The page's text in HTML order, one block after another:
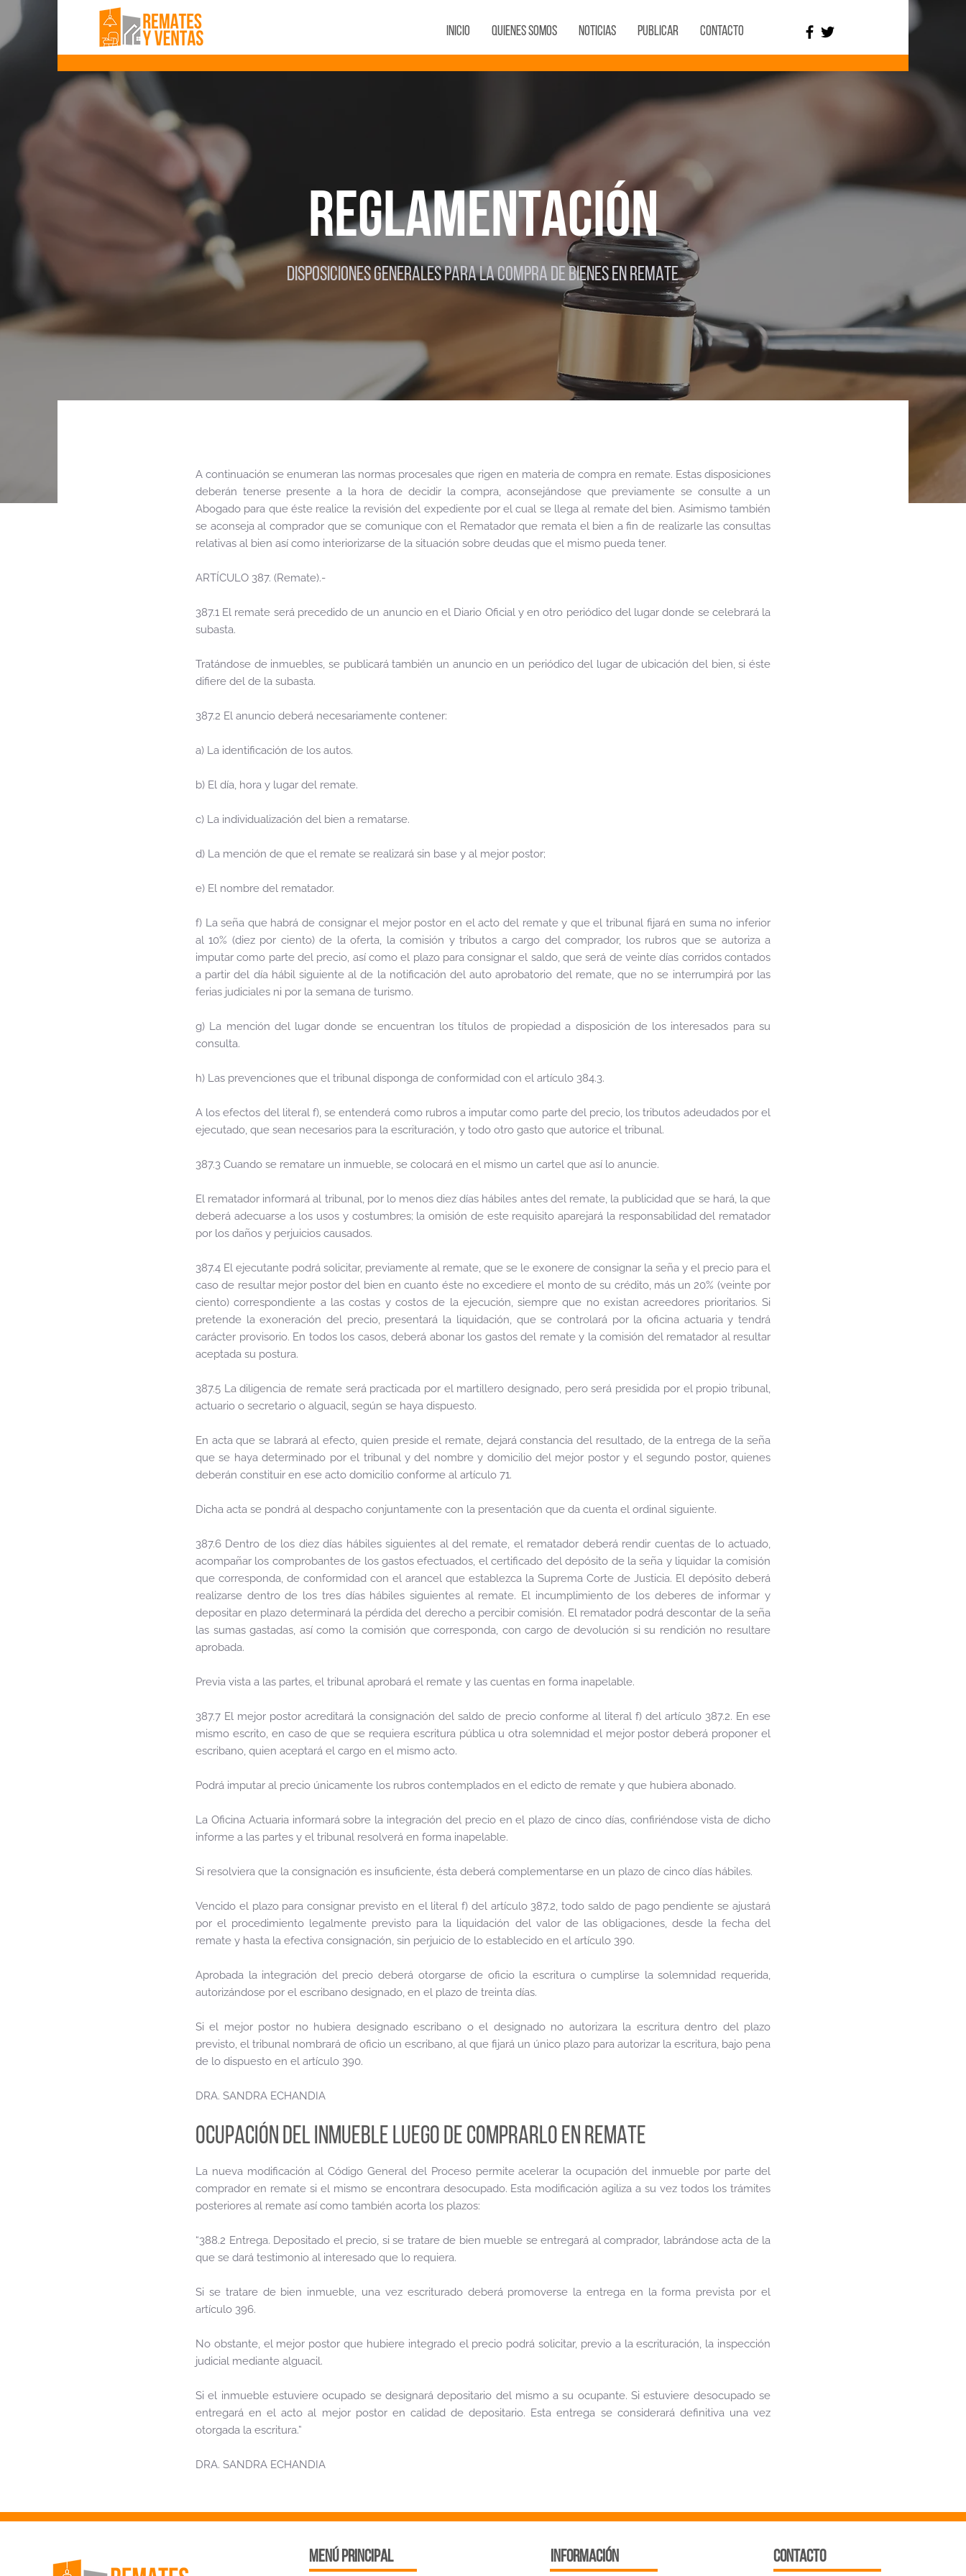
Inicio Quienes Somos Noticias Publicar Contacto
REGLAMENTACIÓN
DISPOSICIONES GENERALES PARA LA COMPRA DE BIENES EN REMATE
A continuación se enumeran las normas procesales que rigen en materia de compra en remate. Estas disposiciones
deberán tenerse presente a la hora de decidir la compra, aconsejándose que previamente se consulte a un
Abogado para que éste realice la revisión del expediente por el cual se llega al remate del bien. Asimismo también
se aconseja al comprador que se comunique con el Rematador que remata el bien a fin de realizarle las consultas
relativas al bien así como interiorizarse de la situación sobre deudas que el mismo pueda tener.
ARTÍCULO 387. (Remate).-
387.1 El remate será precedido de un anuncio en el Diario Oficial y en otro periódico del lugar donde se celebrará la
subasta.
Tratándose de inmuebles, se publicará también un anuncio en un periódico del lugar de ubicación del bien, si éste
difiere del de la subasta.
387.2 El anuncio deberá necesariamente contener:
a) La identificación de los autos.
b) El día, hora y lugar del remate.
c) La individualización del bien a rematarse.
d) La mención de que el remate se realizará sin base y al mejor postor;
e) El nombre del rematador.
f) La seña que habrá de consignar el mejor postor en el acto del remate y que el tribunal fijará en suma no inferior
al 10% (diez por ciento) de la oferta, la comisión y tributos a cargo del comprador, los rubros que se autoriza a
imputar como parte del precio, así como el plazo para consignar el saldo, que será de veinte días corridos contados
a partir del día hábil siguiente al de la notificación del auto aprobatorio del remate, que no se interrumpirá por las
ferias judiciales ni por la semana de turismo.
g) La mención del lugar donde se encuentran los títulos de propiedad a disposición de los interesados para su
consulta.
h) Las prevenciones que el tribunal disponga de conformidad con el artículo 384.3.
A los efectos del literal f), se entenderá como rubros a imputar como parte del precio, los tributos adeudados por el
ejecutado, que sean necesarios para la escrituración, y todo otro gasto que autorice el tribunal.
387.3 Cuando se rematare un inmueble, se colocará en el mismo un cartel que así lo anuncie.
El rematador informará al tribunal, por lo menos diez días hábiles antes del remate, la publicidad que se hará, la que
deberá adecuarse a los usos y costumbres; la omisión de este requisito aparejará la responsabilidad del rematador
por los daños y perjuicios causados.
387.4 El ejecutante podrá solicitar, previamente al remate, que se le exonere de consignar la seña y el precio para el
caso de resultar mejor postor del bien en cuanto éste no excediere el monto de su crédito, más un 20% (veinte por
ciento) correspondiente a las costas y costos de la ejecución, siempre que no existan acreedores prioritarios. Si
pretende la exoneración del precio, presentará la liquidación, que se controlará por la oficina actuaria y tendrá
carácter provisorio. En todos los casos, deberá abonar los gastos del remate y la comisión del rematador al resultar
aceptada su postura.
387.5 La diligencia de remate será practicada por el martillero designado, pero será presidida por el propio tribunal,
actuario o secretario o alguacil, según se haya dispuesto.
En acta que se labrará al efecto, quien preside el remate, dejará constancia del resultado, de la entrega de la seña
que se haya determinado por el tribunal y del nombre y domicilio del mejor postor y el segundo postor, quienes
deberán constituir en ese acto domicilio conforme al artículo 71.
Dicha acta se pondrá al despacho conjuntamente con la presentación que da cuenta el ordinal siguiente.
387.6 Dentro de los diez días hábiles siguientes al del remate, el rematador deberá rendir cuentas de lo actuado,
acompañar los comprobantes de los gastos efectuados, el certificado del depósito de la seña y liquidar la comisión
que corresponda, de conformidad con el arancel que establezca la Suprema Corte de Justicia. El depósito deberá
realizarse dentro de los tres días hábiles siguientes al remate. El incumplimiento de los deberes de informar y
depositar en plazo determinará la pérdida del derecho a percibir comisión. El rematador podrá descontar de la seña
las sumas gastadas, así como la comisión que corresponda, con cargo de devolución si su rendición no resultare
aprobada.
Previa vista a las partes, el tribunal aprobará el remate y las cuentas en forma inapelable.
387.7 El mejor postor acreditará la consignación del saldo de precio conforme al literal f) del artículo 387.2. En ese
mismo escrito, en caso de que se requiera escritura pública u otra solemnidad el mejor postor deberá proponer el
escribano, quien aceptará el cargo en el mismo acto.
Podrá imputar al precio únicamente los rubros contemplados en el edicto de remate y que hubiera abonado.
La Oficina Actuaria informará sobre la integración del precio en el plazo de cinco días, confiriéndose vista de dicho
informe a las partes y el tribunal resolverá en forma inapelable.
Si resolviera que la consignación es insuficiente, ésta deberá complementarse en un plazo de cinco días hábiles.
Vencido el plazo para consignar previsto en el literal f) del artículo 387.2, todo saldo de pago pendiente se ajustará
por el procedimiento legalmente previsto para la liquidación del valor de las obligaciones, desde la fecha del
remate y hasta la efectiva consignación, sin perjuicio de lo establecido en el artículo 390.
Aprobada la integración del precio deberá otorgarse de oficio la escritura o cumplirse la solemnidad requerida,
autorizándose por el escribano designado, en el plazo de treinta días.
Si el mejor postor no hubiera designado escribano o el designado no autorizara la escritura dentro del plazo
previsto, el tribunal nombrará de oficio un escribano, al que fijará un único plazo para autorizar la escritura, bajo pena
de lo dispuesto en el artículo 390.
DRA. SANDRA ECHANDIA
OCUPACIÓN DEL INMUEBLE LUEGO DE COMPRARLO EN REMATE
La nueva modificación al Código General del Proceso permite acelerar la ocupación del inmueble por parte del
comprador en remate si el mismo se encontrara desocupado. Esta modificación agiliza a su vez todos los trámites
posteriores al remate así como también acorta los plazos:
“388.2 Entrega. Depositado el precio, si se tratare de bien mueble se entregará al comprador, labrándose acta de la
que se dará testimonio al interesado que lo requiera.
Si se tratare de bien inmueble, una vez escriturado deberá promoverse la entrega en la forma prevista por el
artículo 396.
No obstante, el mejor postor que hubiere integrado el precio podrá solicitar, previo a la escrituración, la inspección
judicial mediante alguacil.
Si el inmueble estuviere ocupado se designará depositario del mismo a su ocupante. Si estuviere desocupado se
entregará en el acto al mejor postor en calidad de depositario. Esta entrega se considerará definitiva una vez
otorgada la escritura.”
DRA. SANDRA ECHANDIA
menú principal INFORMACIÓN CONTACTO